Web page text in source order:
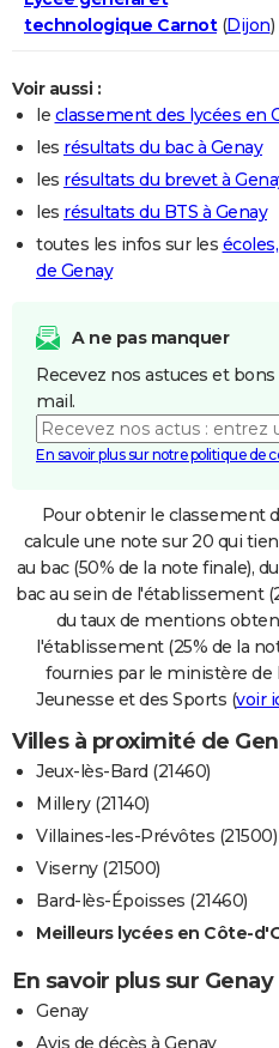
technologique Carnot(Dijon)
Voir aussi :
le classement des lycées en
les résultats du bac à Genay
les résultats du brevet à
les résultats du BTS à Genay
toutes les infos sur les
de Genay
A ne pas manquer
Recevez nos astuces et
mail.
En savoir plus sur notre politique de
Pour obtenir le classement
calcule une note sur 20 qui
au bac (50% de la note finale),
bac au sein de l'établissement
du taux de mentions
l'établissement (25% de la
fournies par le ministère de
Jeunesse et des Sports (voir
Villes à proximité de
Jeux-lès-Bard (21460)
Millery (21140)
Villaines-les-Prévôtes (21500)
Viserny (21500)
Bard-lès-Époisses (21460)
Meilleurs lycées en Côte-
En savoir plus sur Genay
Genay
Avis de décès à Genay